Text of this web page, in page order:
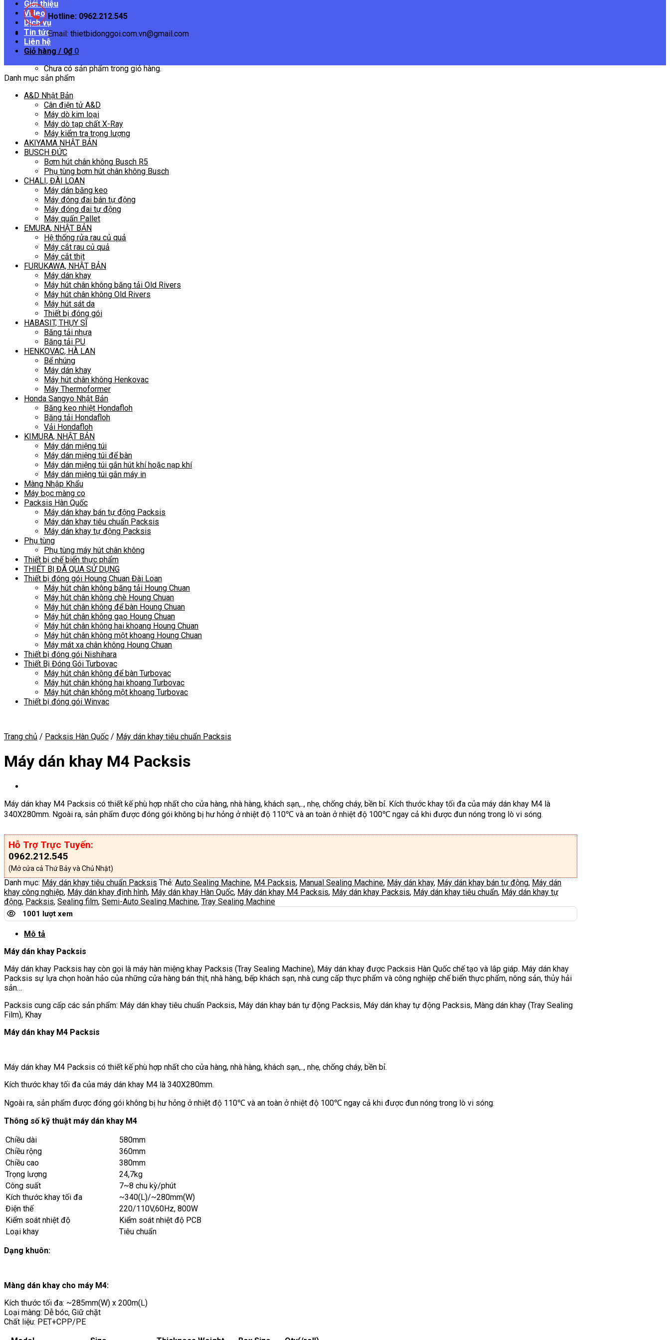
Hotline: 0962.212.545
Email: thietbidonggoi.com.vn@gmail.com
Giỏ hàng / 0₫ 0
Chưa có sản phẩm trong giỏ hàng.
Giới thiệu
Video
Dịch vụ
Tin tức
Liên hệ
Danh mục sản phẩm
A&D Nhật Bản
Cân điện tử A&D
Máy dò kim loại
Máy dò tạp chất X-Ray
Máy kiểm tra trọng lượng
AKIYAMA NHẬT BẢN
BUSCH ĐỨC
Bơm hút chân không Busch R5
Phụ tùng bơm hút chân không Busch
CHALI, ĐÀI LOAN
Máy dán băng keo
Máy đóng đai bán tự động
Máy đóng đai tự động
Máy quấn Pallet
EMURA, NHẬT BẢN
Hệ thống rửa rau củ quả
Máy cắt rau củ quả
Máy cắt thịt
FURUKAWA, NHẬT BẢN
Máy dán khay
Máy hút chân không băng tải Old Rivers
Máy hút chân không Old Rivers
Máy hút sát da
Thiết bị đóng gói
HABASIT, THỤY SĨ
Băng tải nhựa
Băng tải PU
HENKOVAC, HÀ LAN
Bể nhúng
Máy dán khay
Máy hút chân không Henkovac
Máy Thermoformer
Honda Sangyo Nhật Bản
Băng keo nhiệt Hondafloh
Băng tải Hondafloh
Vải Hondafloh
KIMURA, NHẬT BẢN
Máy dán miệng túi
Máy dán miệng túi để bàn
Máy dán miệng túi gắn hút khí hoặc nạp khí
Máy dán miệng túi gắn máy in
Màng Nhập Khẩu
Máy bọc màng co
Packsis Hàn Quốc
Máy dán khay bán tự động Packsis
Máy dán khay tiêu chuẩn Packsis
Máy dán khay tự động Packsis
Phụ tùng
Phụ tùng máy hút chân không
Thiết bị chế biến thực phẩm
THIẾT BỊ ĐÃ QUA SỬ DỤNG
Thiết bị đóng gói Houng Chuan Đài Loan
Máy hút chân không băng tải Houng Chuan
Máy hút chân không chè Houng Chuan
Máy hút chân không để bàn Houng Chuan
Máy hút chân không gạo Houng Chuan
Máy hút chân không hai khoang Houng Chuan
Máy hút chân không một khoang Houng Chuan
Máy mát xa chân không Houng Chuan
Thiết bị đóng gói Nishihara
Thiết Bị Đóng Gói Turbovac
Máy hút chân không để bàn Turbovac
Máy hút chân không hai khoang Turbovac
Máy hút chân không một khoang Turbovac
Thiết bị đóng gói Winvac
Trang chủ / Packsis Hàn Quốc / Máy dán khay tiêu chuẩn Packsis
Máy dán khay M4 Packsis
Máy dán khay M4 Packsis có thiết kế phù hợp nhất cho cửa hàng, nhà hàng, khách sạn,.., nhẹ, chống cháy, bền bỉ. Kích thước khay tối đa của máy dán khay M4 là
340X280mm. Ngoài ra, sản phẩm được đóng gói không bị hư hỏng ở nhiệt độ 110℃ và an toàn ở nhiệt độ 100℃ ngay cả khi được đun nóng trong lò vi sóng.
Hỗ Trợ Trực Tuyến:
0962.212.545
(Mở cửa cả Thứ Bảy và Chủ Nhật)
Danh mục: Máy dán khay tiêu chuẩn Packsis Thẻ: Auto Sealing Machine, M4 Packsis, Manual Sealing Machine, Máy dán khay, Máy dán khay bán tự động, Máy dán
khay công nghiệp, Máy dán khay định hình, Máy dán khay Hàn Quốc, Máy dán khay M4 Packsis, Máy dán khay Packsis, Máy dán khay tiêu chuẩn, Máy dán khay tự
động, Packsis, Sealing film, Semi-Auto Sealing Machine, Tray Sealing Machine
1001 lượt xem
Mô tả
Máy dán khay Packsis
Máy dán khay Packsis hay còn gọi là máy hàn miệng khay Packsis (Tray Sealing Machine), Máy dán khay được Packsis Hàn Quốc chế tạo và lắp giáp. Máy dán khay
Packsis sự lựa chọn hoàn hảo của những cửa hàng bán thịt, nhà hàng, bếp khách sạn, nhà cung cấp thực phẩm và công nghiệp chế biến thực phẩm, nông sản, thủy hải
sản…
Packsis cung cấp các sản phẩm: Máy dán khay tiêu chuẩn Packsis, Máy dán khay bán tự động Packsis, Máy dán khay tự động Packsis, Màng dán khay (Tray Sealing
Film), Khay
Máy dán khay M4 Packsis
Máy dán khay M4 Packsis có thiết kế phù hợp nhất cho cửa hàng, nhà hàng, khách sạn,.., nhẹ, chống cháy, bền bỉ.
Kích thước khay tối đa của máy dán khay M4 là 340X280mm.
Ngoài ra, sản phẩm được đóng gói không bị hư hỏng ở nhiệt độ 110℃ và an toàn ở nhiệt độ 100℃ ngay cả khi được đun nóng trong lò vi sóng.
Thông số kỹ thuật máy dán khay M4
Chiều dài
580mm
Chiều rộng
360mm
Chiều cao
380mm
Trọng lượng
24,7kg
Công suất
7~8 chu kỳ/phút
Kích thước khay tối đa
~340(L)/~280mm(W)
Điện thế
220/110V,60Hz, 800W
Kiểm soát nhiệt độ
Kiểm soát nhiệt độ PCB
Loại khay
Tiêu chuẩn
Dạng khuôn:
Màng dán khay cho máy M4:
Kích thước tối đa: ~285mm(W) x 200m(L)
Loại màng: Dễ bóc, Giữ chặt
Chất liệu: PET+CPP/PE